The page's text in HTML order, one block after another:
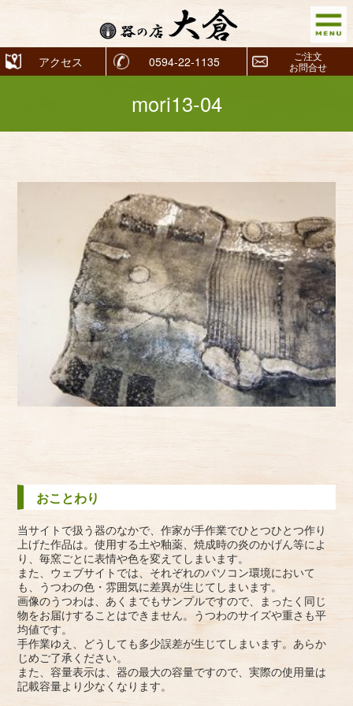
アクセス 0594-22-1135
ご注文
お問合せ
mori13-04
おことわり
当サイトで扱う器のなかで、作家が手作業でひとつひとつ作り
上げた作品は。使用する土や釉薬、焼成時の炎のかげん等によ
り、毎窯ごとに表情や色を変えてしまいます。
また、ウェブサイトでは、それぞれのパソコン環境において
も、うつわの色・雰囲気に差異が生じてしまいます。
画像のうつわは、あくまでもサンプルですので、まったく同じ
物をお届けすることはできません。うつわのサイズや重さも平
均値です。
手作業ゆえ、どうしても多少誤差が生じてしまいます。あらか
じめご了承ください。
また、容量表示は、器の最大の容量ですので、実際の使用量は
記載容量より少なくなります。